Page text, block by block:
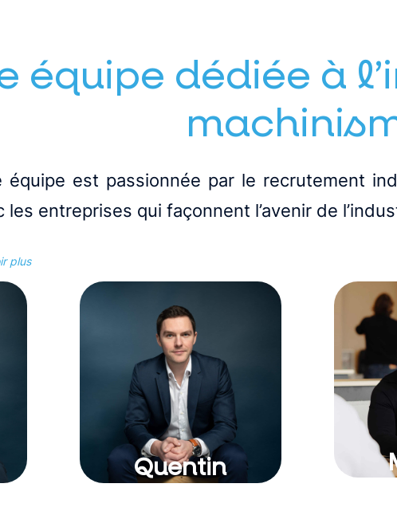
équipe dédiée à
équipe est passionnée par le recrutement
entreprises qui façonnent l’avenir de
plus
Quentin